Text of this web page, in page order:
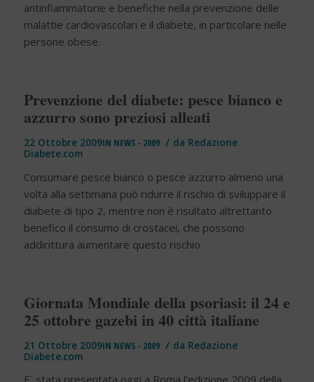
antinfiammatorie e benefiche nella prevenzione delle
malattie cardiovascolari e il diabete, in particolare nelle
persone obese.
Prevenzione del diabete: pesce bianco e
azzurro sono preziosi alleati
22 Ottobre 2009IN NEWS - 2009 / da Redazione
Diabete.com
Consumare pesce bianco o pesce azzurro almeno una
volta alla settimana può ridurre il rischio di sviluppare il
diabete di tipo 2, mentre non è risultato altrettanto
benefico il consumo di crostacei, che possono
addirittura aumentare questo rischio.
Giornata Mondiale della psoriasi: il 24 e
25 ottobre gazebi in 40 città italiane
21 Ottobre 2009IN NEWS - 2009 / da Redazione
Diabete.com